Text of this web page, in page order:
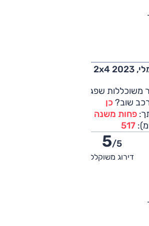
שפגשתי, מפנקת ונוחה
שוב? כן
פחות משנה
517
5/5
דירוג משוקלל